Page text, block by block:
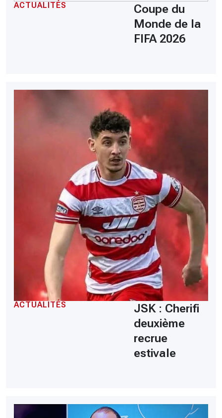
ACTUALITÉS
Coupe du
Monde de la
FIFA 2026
ACTUALITÉS
JSK : Cherifi
deuxième
recrue
estivale